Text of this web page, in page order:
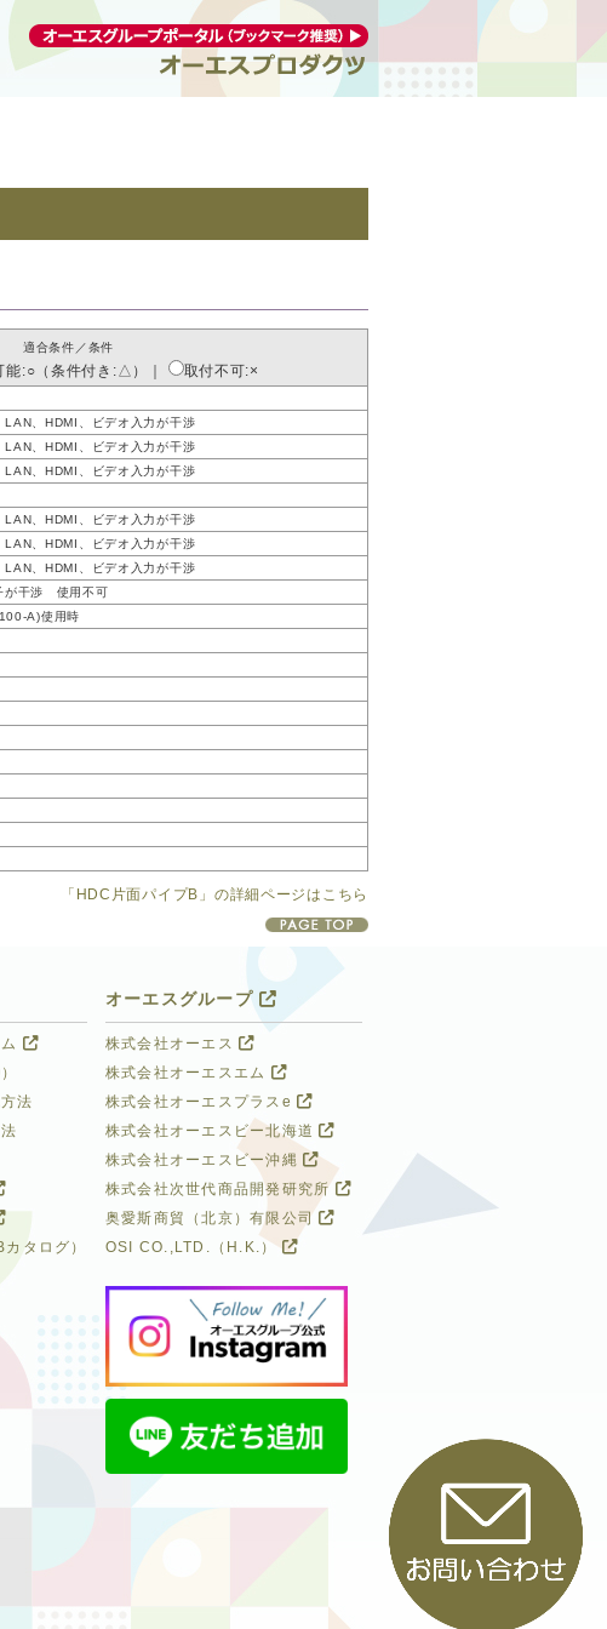
適合条件／条件
能:○（条件付き:△） 取付不可:×
、HDMI、ビデオ入力が干渉
、HDMI、ビデオ入力が干渉
、HDMI、ビデオ入力が干渉
、HDMI、ビデオ入力が干渉
、HDMI、ビデオ入力が干渉
、HDMI、ビデオ入力が干渉
が干渉 使用不可
A)使用時
「HDC片面パイプB」の詳細ページはこちら
オーエスグループ
株式会社オーエス
株式会社オーエスエム
株式会社オーエスプラスe
株式会社オーエスビー北海道
株式会社オーエスビー沖縄
株式会社次世代商品開発研究所
奥愛斯商貿（北京）有限公司
OSI CO.,LTD.（H.K.）
法
タログ）